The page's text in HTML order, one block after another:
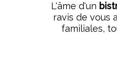
L'âme d'un
ravis de vous
familiales,